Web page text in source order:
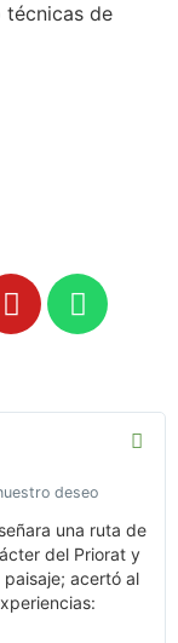
técnicas de
deseo
una ruta de
del Priorat y
acertó al